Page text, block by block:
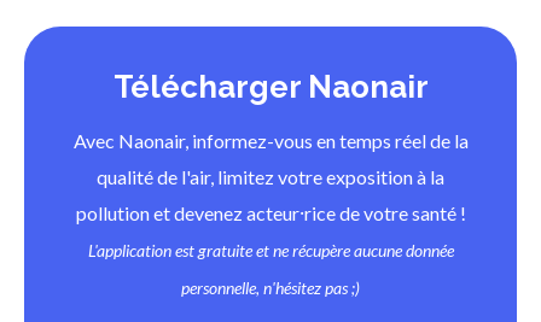
Télécharger Naonair
Avec Naonair, informez-vous en temps réel de la
qualité de l'air, limitez votre exposition à la
pollution et devenez acteur⸱rice de votre santé !
L'application est gratuite et ne récupère aucune donnée
personnelle, n'hésitez pas ;)